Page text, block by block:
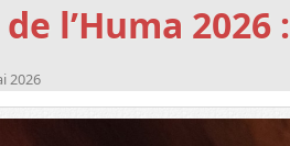
l’Huma 2026 :
2026